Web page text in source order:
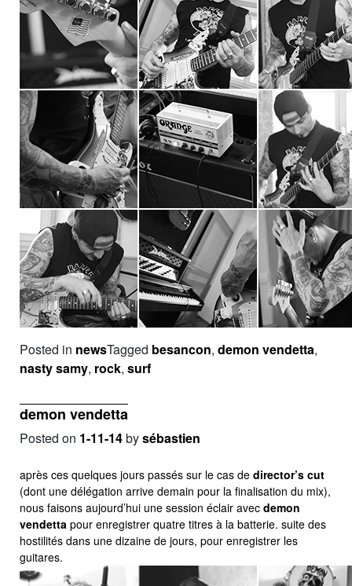
Posted in newsTagged besancon, demon vendetta,
nasty samy, rock, surf
demon vendetta
Posted on 1-11-14bysébastien
après ces quelques jours passés sur le cas de director’s cut
(dont une délégation arrive demain pour la finalisation du mix),
nous faisons aujourd’hui une session éclair avec demon
vendetta pour enregistrer quatre titres à la batterie. suite des
hostilités dans une dizaine de jours, pour enregistrer les
guitares.